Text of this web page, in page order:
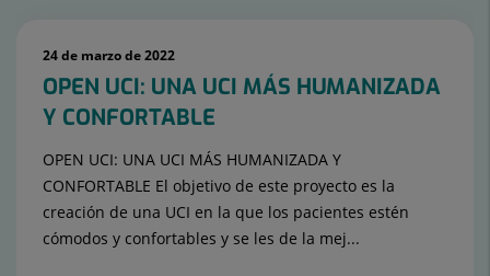
24 de marzo de 2022
OPEN UCI: UNA UCI MÁS HUMANIZADA
Y CONFORTABLE
OPEN UCI: UNA UCI MÁS HUMANIZADA Y
CONFORTABLE El objetivo de este proyecto es la
creación de una UCI en la que los pacientes estén
cómodos y confortables y se les de la mej...